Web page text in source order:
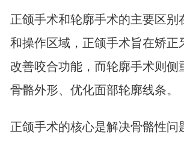
正颌手术和轮廓手术的主要区别
和操作区域，正颌手术旨在矫正
改善咬合功能，而轮廓手术则侧
骨骼外形、优化面部轮廓线条。
正颌手术的核心是解决骨骼性问